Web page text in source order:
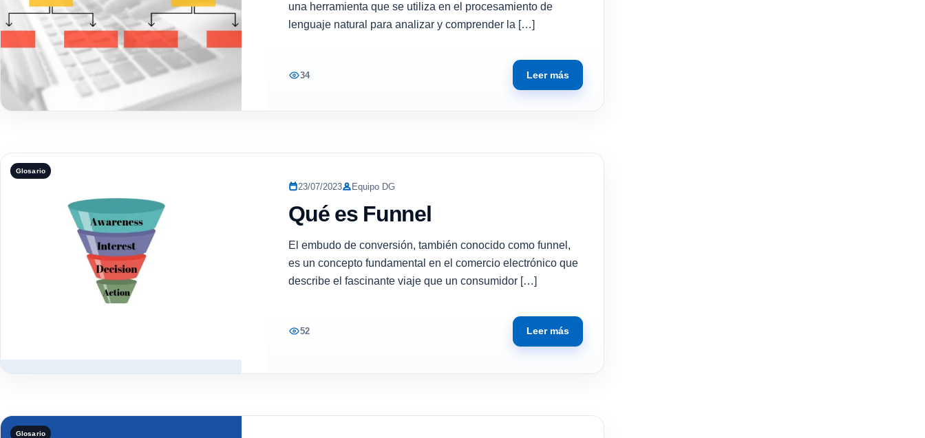
una herramienta que se utiliza en el procesamiento de
lenguaje natural para analizar y comprender la […]
34 Leer más
Glosario
23/07/2023 Equipo DG
Qué es Funnel
El embudo de conversión, también conocido como funnel,
es un concepto fundamental en el comercio electrónico que
describe el fascinante viaje que un consumidor […]
52 Leer más
Glosario